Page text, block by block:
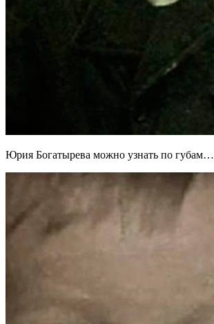
Юрия Богатырева можно узнать по губам…